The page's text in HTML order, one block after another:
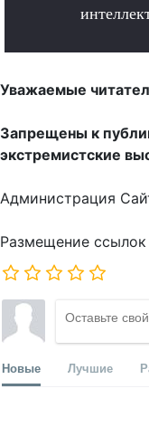
Уважаемые
Запрещены к
экстремистские
Администрация
Размещение
Новые Лучшие